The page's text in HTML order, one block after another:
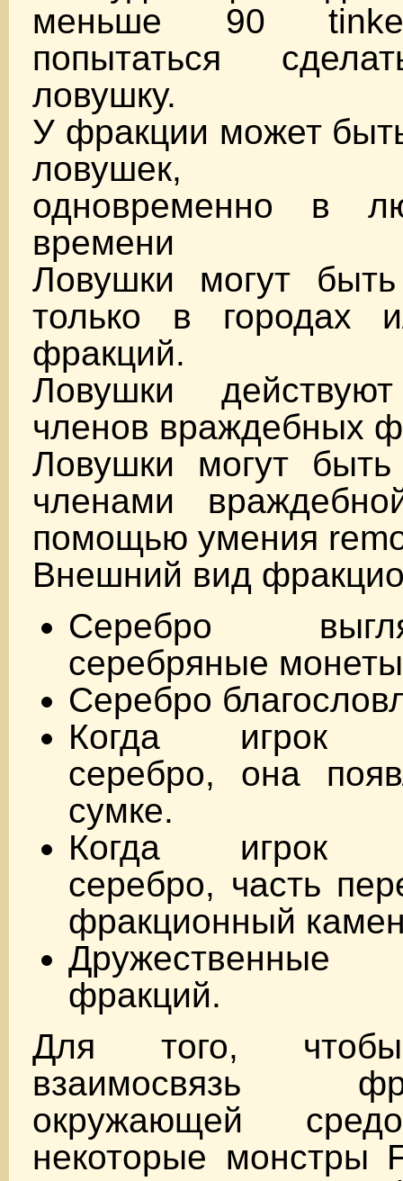
меньше 90
попытаться
ловушку.
У фракции может
ловушек,
одновременно в
времени
Ловушки могут
только в городах
фракций.
Ловушки
членов враждебных
Ловушки могут
членами
помощью умения
Внешний вид
Серебро
серебряные
Серебро
Когда игрок
серебро, она
сумке.
Когда игрок
серебро, часть
фракционный
фракций.
Для того, чтобы
взаимосвязь
окружающей
некоторые монстры